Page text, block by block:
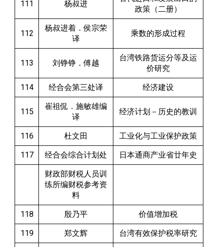
111 杨叔进
政策（二册）
112
杨叔进着．侯宗荣
译
乘数的形成过程
113 刘铮铮．傅越
台湾铁路货运分等及运
价研究
114 经合会第三处译 经济建设
115
崔祖侃．施敏雄编
译
经济计划－历史的教训
116 杜文田 工业化与工业保护政策
117 经合会综合计划处 日本通商产业省廿年史
财政部财税人员训
练所编财税参考资
料
118 殷乃平 价值增加税
119 郑文辉 台湾有效保护税率研究